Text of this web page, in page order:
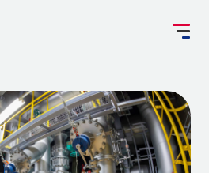
理受託のご案内
さま専用ページ
小 中 大